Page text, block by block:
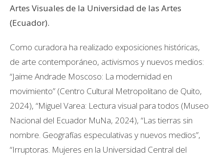
Artes Visuales de la Universidad de las Artes
(Ecuador).
Como curadora ha realizado exposiciones históricas,
de arte contemporáneo, activismos y nuevos medios:
“Jaime Andrade Moscoso: La modernidad en
movimiento” (Centro Cultural Metropolitano de Quito,
2024), “Miguel Varea: Lectura visual para todos (Museo
Nacional del Ecuador MuNa, 2024), “Las tierras sin
nombre. Geografías especulativas y nuevos medios”,
“Irruptoras. Mujeres en la Universidad Central del